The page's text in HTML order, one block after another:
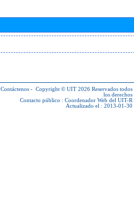
Contáctenos - Copyright © UIT 2026 Reservados todos
los derechos
Contacto público : Coordenador Web del UIT-R
Actualizado el : 2013-01-30